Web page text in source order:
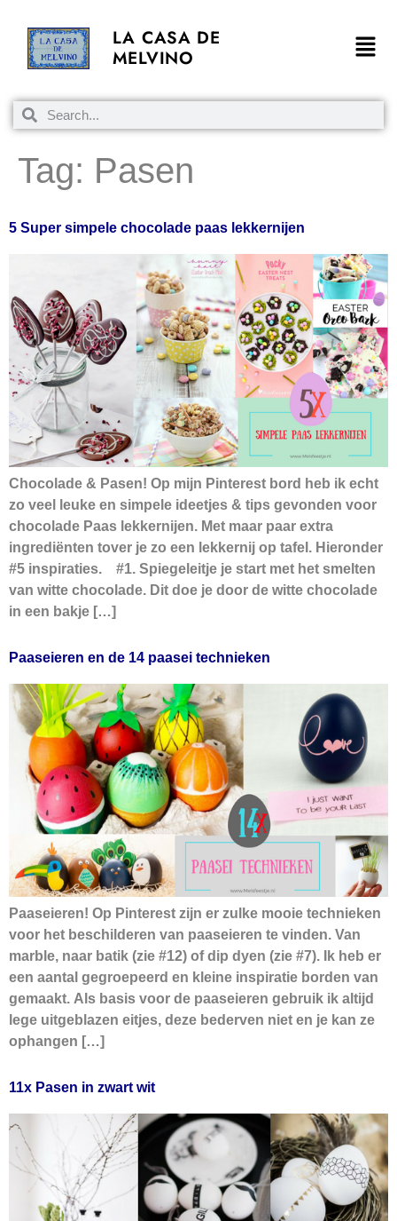
LA CASA DE
MELVINO
Tag: Pasen
5 Super simpele chocolade paas lekkernijen
Chocolade & Pasen! Op mijn Pinterest bord heb ik echt
zo veel leuke en simpele ideetjes & tips gevonden voor
chocolade Paas lekkernijen. Met maar paar extra
ingrediënten tover je zo een lekkernij op tafel. Hieronder
#5 inspiraties. #1. Spiegeleitje je start met het smelten
van witte chocolade. Dit doe je door de witte chocolade
in een bakje […]
Paaseieren en de 14 paasei technieken
Paaseieren! Op Pinterest zijn er zulke mooie technieken
voor het beschilderen van paaseieren te vinden. Van
marble, naar batik (zie #12) of dip dyen (zie #7). Ik heb er
een aantal gegroepeerd en kleine inspiratie borden van
gemaakt. Als basis voor de paaseieren gebruik ik altijd
lege uitgeblazen eitjes, deze bederven niet en je kan ze
ophangen […]
11x Pasen in zwart wit